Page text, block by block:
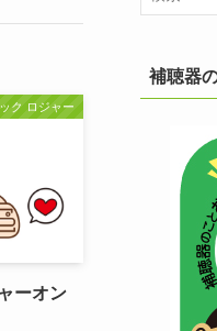
ク ロジャー
ーオン
補聴器